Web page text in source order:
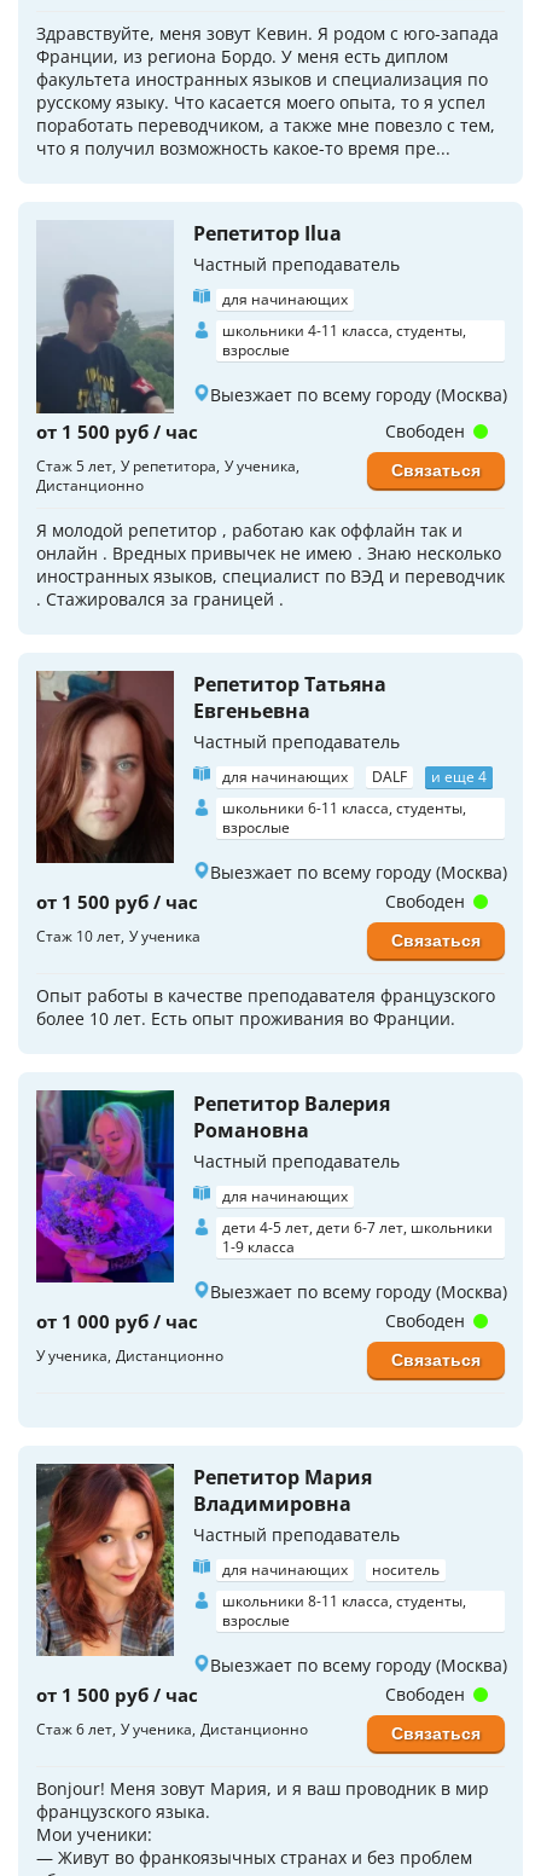
Здравствуйте, меня зовут Кевин. Я родом с юго-запада
Франции, из региона Бордо. У меня есть диплом
факультета иностранных языков и специализация по
русскому языку. Что касается моего опыта, то я успел
поработать переводчиком, а также мне повезло с тем,
что я получил возможность какое-то время пре...
Репетитор Ilua
Частный преподаватель
для начинающих
школьники 4-11 класса, студенты,
взрослые
Выезжает по всему городу (Москва)
от 1 500 руб / час
Стаж 5 лет У репетитора У ученика
Дистанционно
Я молодой репетитор , работаю как оффлайн так и
онлайн . Вредных привычек не имею . Знаю несколько
иностранных языков, специалист по ВЭД и переводчик
. Стажировался за границей .
Свободен
Связаться
Репетитор Татьяна
Евгеньевна
Частный преподаватель
для начинающих DALF
и еще 4
школьники 6-11 класса, студенты,
взрослые
Выезжает по всему городу (Москва)
от 1 500 руб / час
Стаж 10 лет У ученика
Опыт работы в качестве преподавателя французского
более 10 лет. Есть опыт проживания во Франции.
Свободен
Связаться
Репетитор Валерия
Романовна
Частный преподаватель
для начинающих
дети 4-5 лет, дети 6-7 лет, школьники
1-9 класса
Выезжает по всему городу (Москва)
от 1 000 руб / час
У ученика Дистанционно
Свободен
Связаться
Репетитор Мария
Владимировна
Частный преподаватель
для начинающих
носитель
школьники 8-11 класса, студенты,
взрослые
Выезжает по всему городу (Москва)
от 1 500 руб / час
Стаж 6 лет У ученика Дистанционно
Bonjour! Меня зовут Мария, и я ваш проводник в мир
французского языка.
Мои ученики:
— Живут во франкоязычных странах и без проблем
Свободен
Связаться